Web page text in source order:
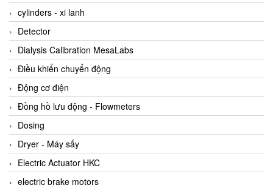
ALRE-IT Vietnam
Altech
Amarillo Gear
Ametek
AMPTRON Vietnam
AND Vietnam
ANDERSON-NEGELE
ANDILOG Technologies Vietnam
Anritsu
ANTEC S.A
cylinders - xi lanh
Detector
Dialysis Calibration MesaLabs
Điều khiển chuyển động
Động cơ điện
Đồng hồ lưu động - Flowmeters
Dosing
Dryer - Máy sấy
Electric Actuator HKC
electric brake motors